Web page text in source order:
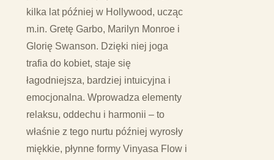
kilka lat później w Hollywood, ucząc
m.in. Gretę Garbo, Marilyn Monroe i
Glorię Swanson. Dzięki niej joga
trafia do kobiet, staje się
łagodniejsza, bardziej intuicyjna i
emocjonalna. Wprowadza elementy
relaksu, oddechu i harmonii – to
właśnie z tego nurtu później wyrosły
miękkie, płynne formy Vinyasa Flow i